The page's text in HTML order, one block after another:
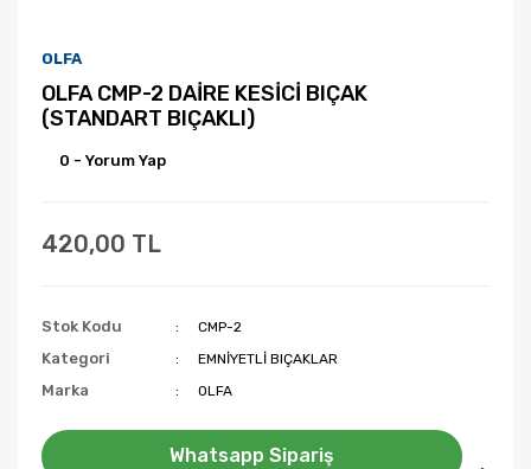
OLFA
OLFA CMP-2 DAİRE KESİCİ BIÇAK
(STANDART BIÇAKLI)
0 - Yorum Yap
420,00 TL
Stok Kodu CMP-2
Kategori EMNİYETLİ BIÇAKLAR
Marka OLFA
Whatsapp Sipariş